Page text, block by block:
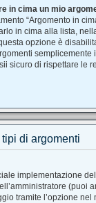
in cima un mio
“Argomento in
in cima alla lista,
opzione è
semplicemente
sicuro di rispettare le
di argomenti
implementazione
(puoi
tramite l’opzione nel